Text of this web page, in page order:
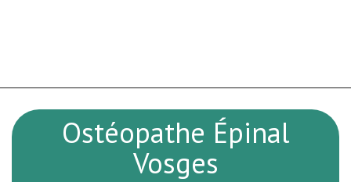
Ostéopathe Épinal
Vosges